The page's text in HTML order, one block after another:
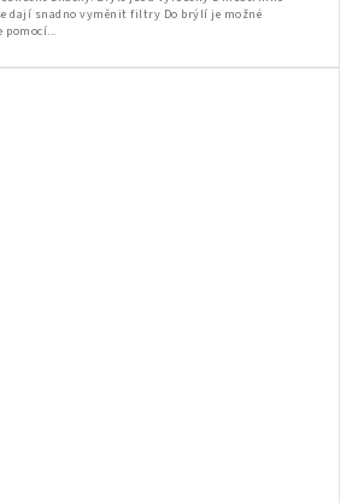
dají snadno vyměnit filtry Do brýlí je možné